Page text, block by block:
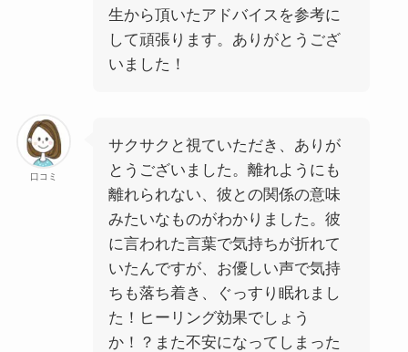
生から頂いたアドバイスを参考に
して頑張ります。ありがとうござ
いました！
口コミ
サクサクと視ていただき、ありが
とうございました。離れようにも
離れられない、彼との関係の意味
みたいなものがわかりました。彼
に言われた言葉で気持ちが折れて
いたんですが、お優しい声で気持
ちも落ち着き、ぐっすり眠れまし
た！ヒーリング効果でしょう
か！？また不安になってしまった